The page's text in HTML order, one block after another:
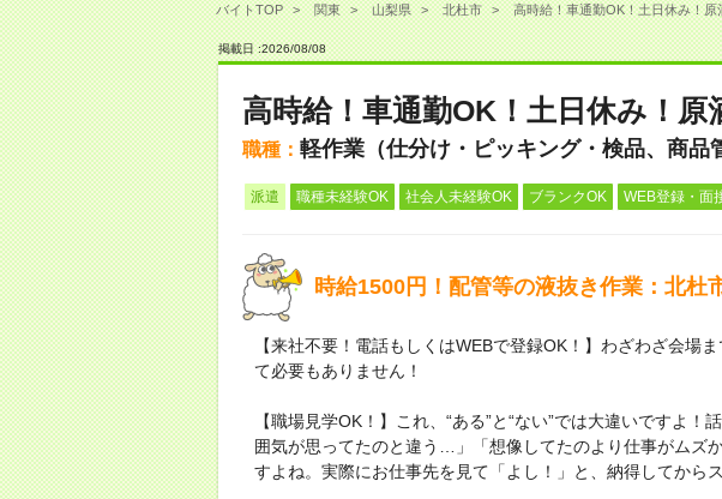
バイトTOP 関東 山梨県 北杜市 高時給！車通勤OK！土日休み！
掲載日 :2026/08/08
高時給！車通勤OK！土日休み！原
職種： 軽作業（仕分け・ピッキング・検品、商品
派遣 職種未経験OK 社会人未経験OK ブランクOK WEB登録・面
時給1500円！配管等の液抜き作業：北杜
【来社不要！電話もしくはWEBで登録OK！】わざわざ会
て必要もありません！
【職場見学OK！】これ、“ある”と“ない”では大違いですよ
囲気が思ってたのと違う…」「想像してたのより仕事がムズ
すよね。実際にお仕事先を見て「よし！」と、納得してから